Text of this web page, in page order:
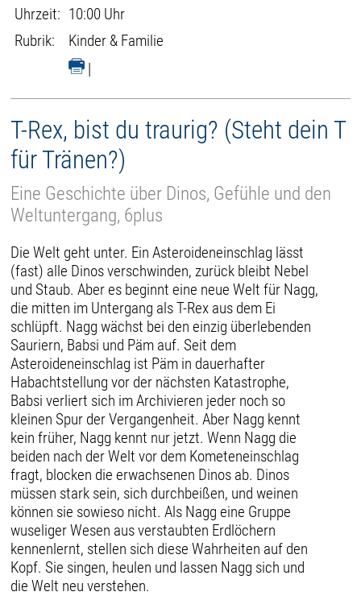
Uhrzeit: 10:00 Uhr
Rubrik:
Kinder & Familie
|
T-Rex, bist du traurig? (Steht dein T
für Tränen?)
Eine Geschichte über Dinos, Gefühle und den
Weltuntergang, 6plus
Die Welt geht unter. Ein Asteroideneinschlag lässt
(fast) alle Dinos verschwinden, zurück bleibt Nebel
und Staub. Aber es beginnt eine neue Welt für Nagg,
die mitten im Untergang als T-Rex aus dem Ei
schlüpft. Nagg wächst bei den einzig überlebenden
Sauriern, Babsi und Päm auf. Seit dem
Asteroideneinschlag ist Päm in dauerhafter
Habachtstellung vor der nächsten Katastrophe,
Babsi verliert sich im Archivieren jeder noch so
kleinen Spur der Vergangenheit. Aber Nagg kennt
kein früher, Nagg kennt nur jetzt. Wenn Nagg die
beiden nach der Welt vor dem Kometeneinschlag
fragt, blocken die erwachsenen Dinos ab. Dinos
müssen stark sein, sich durchbeißen, und weinen
können sie sowieso nicht. Als Nagg eine Gruppe
wuseliger Wesen aus verstaubten Erdlöchern
kennenlernt, stellen sich diese Wahrheiten auf den
Kopf. Sie singen, heulen und lassen Nagg sich und
die Welt neu verstehen.